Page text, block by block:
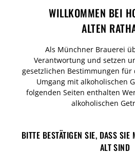
WILLKOMMEN BEI
ALTEN
Als Münchner Brauerei
Verantwortung und setzen
gesetzlichen Bestimmungen
Umgang mit alkoholischen
folgenden Seiten enthalten
alkoholischen
BITTE BESTÄTIGEN SIE, DASS SIE
ALT SIND
IDEALE